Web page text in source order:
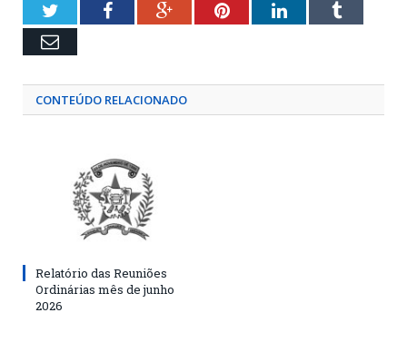
TwitterFacebookGoogle+PinterestLinkedInTumblr
Email
CONTEÚDO RELACIONADO
Relatório das Reuniões
Ordinárias mês de junho
2026